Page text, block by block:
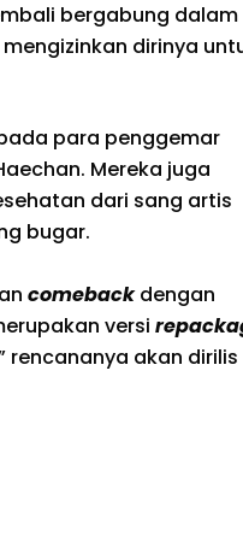
bergabung dalam
dirinya
para penggemar
Mereka juga
dari sang artis
bugar.
comebackdengan
versi
rencananya akan dirilis